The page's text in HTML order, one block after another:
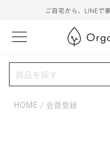
ご自宅から、LINEで
HOME 会員登録